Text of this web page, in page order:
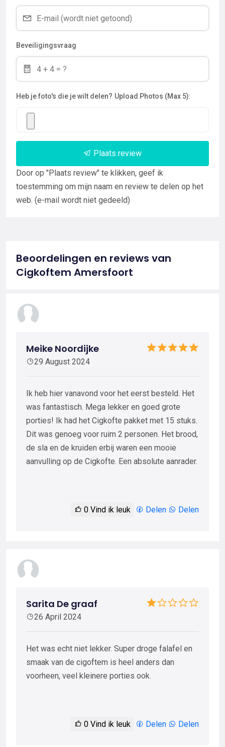
Beveiligingsvraag
Heb je foto's die je wilt delen? Upload Photos (Max 5):
Plaats review
Door op "Plaats review" te klikken, geef ik
toestemming om mijn naam en review te delen op het
web. (e-mail wordt niet gedeeld)
Beoordelingen en reviews van
Cigkoftem Amersfoort
Meike Noordijke
29 August 2024
Ik heb hier vanavond voor het eerst besteld. Het
was fantastisch. Mega lekker en goed grote
porties! Ik had het Cigkofte pakket met 15 stuks.
Dit was genoeg voor ruim 2 personen. Het brood,
de sla en de kruiden erbij waren een mooie
aanvulling op de Cigkofte. Een absolute aanrader.
0 Vind ik leuk Delen Delen
Sarita De graaf
26 April 2024
Het was echt niet lekker. Super droge falafel en
smaak van de cigoftem is heel anders dan
voorheen, veel kleinere porties ook.
0 Vind ik leuk Delen Delen